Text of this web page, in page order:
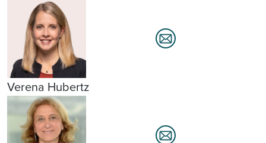
Verena Hubertz